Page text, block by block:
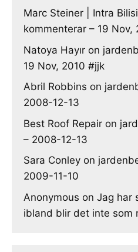
Marc Steiner | Intra
kommenterar – 19 Nov,
Natoya Hayır on
19 Nov, 2010 #jjk
Abril Robbins on
2008-12-13
Best Roof Repair on
– 2008-12-13
Sara Conley on
2009-11-10
Anonymous on Jag har
ibland blir det inte som